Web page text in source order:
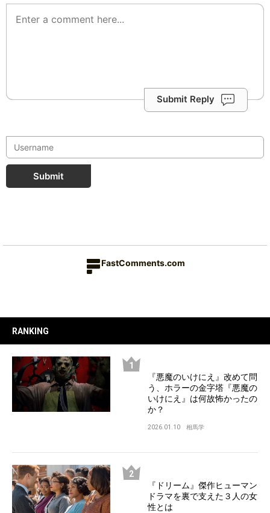
Submit Reply
Submit
FastComments.com
RANKING
『悪魔のいけにえ』改めて問
う、ホラーの金字塔『悪魔の
いけにえ』は何故怖かったの
か？
2026.01.10 相馬学
『ドリーム』傑作ヒューマン
ドラマを裏で支えた３人の女
性とは